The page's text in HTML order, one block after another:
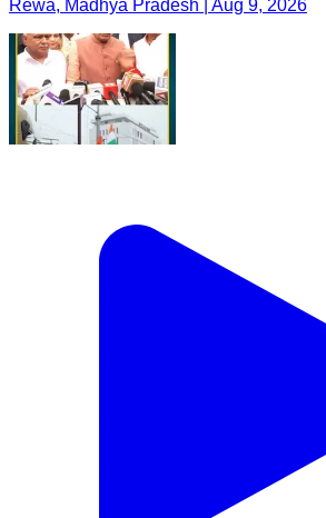
Rewa, Madhya Pradesh | Aug 9, 2026